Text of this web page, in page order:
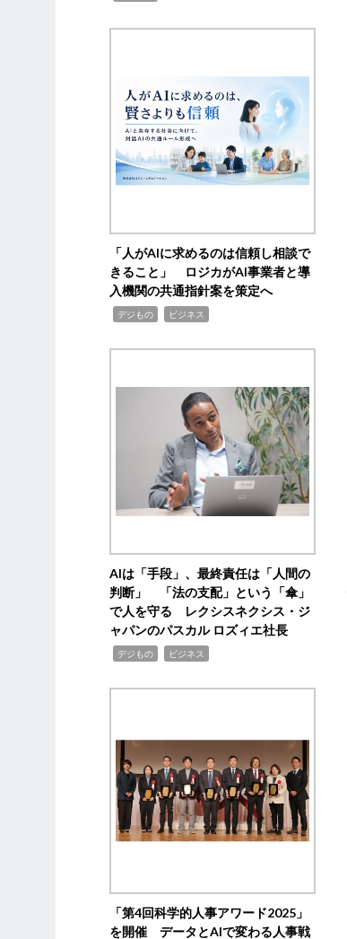
「人がAIに求めるのは信頼し相談で
きること」 ロジカがAI事業者と導
入機関の共通指針案を策定へ
デジもの ビジネス
AIは「手段」、最終責任は「人間の
判断」 「法の支配」という「傘」
で人を守る レクシスネクシス・ジ
ャパンのパスカル ロズィエ社長
デジもの ビジネス
「第4回科学的人事アワード2025」
を開催 データとAIで変わる人事戦